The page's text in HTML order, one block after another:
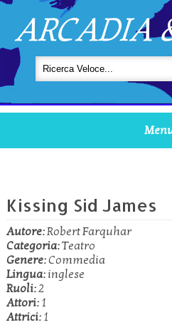
ARCADIA
Kissing Sid James
Autore:Robert Farquhar
Categoria:Teatro
Genere:Commedia
Lingua:inglese
Ruoli:2
Attori:1
Attrici:1